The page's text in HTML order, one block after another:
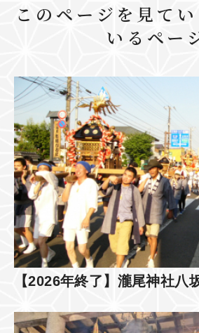
このページを見て
いるペー
【2026年終了】瀧尾神社八